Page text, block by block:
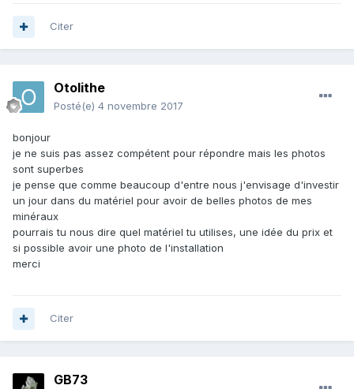
Citer
Otolithe
Posté(e) 4 novembre 2017
bonjour
je ne suis pas assez compétent pour répondre mais les photos
sont superbes
je pense que comme beaucoup d'entre nous j'envisage d'investir
un jour dans du matériel pour avoir de belles photos de mes
minéraux
pourrais tu nous dire quel matériel tu utilises, une idée du prix et
si possible avoir une photo de l'installation
merci
Citer
GB73